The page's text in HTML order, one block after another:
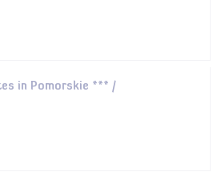
in Pomorskie *** /